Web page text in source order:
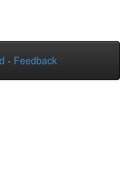
- Feedback